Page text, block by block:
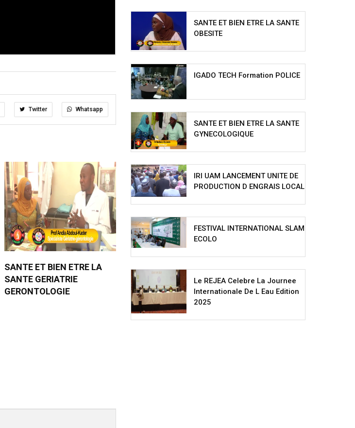
Twitter Whatsapp
SANTE ET BIEN ETRE LA
SANTE GERIATRIE
GERONTOLOGIE
SANTE ET BIEN ETRE LA SANTE
OBESITE
IGADO TECH Formation POLICE
SANTE ET BIEN ETRE LA SANTE
GYNECOLOGIQUE
IRI UAM LANCEMENT UNITE DE
PRODUCTION D ENGRAIS LOCAL
FESTIVAL INTERNATIONAL SLAM
ECOLO
Le REJEA Celebre La Journee
Internationale De L Eau Edition
2025